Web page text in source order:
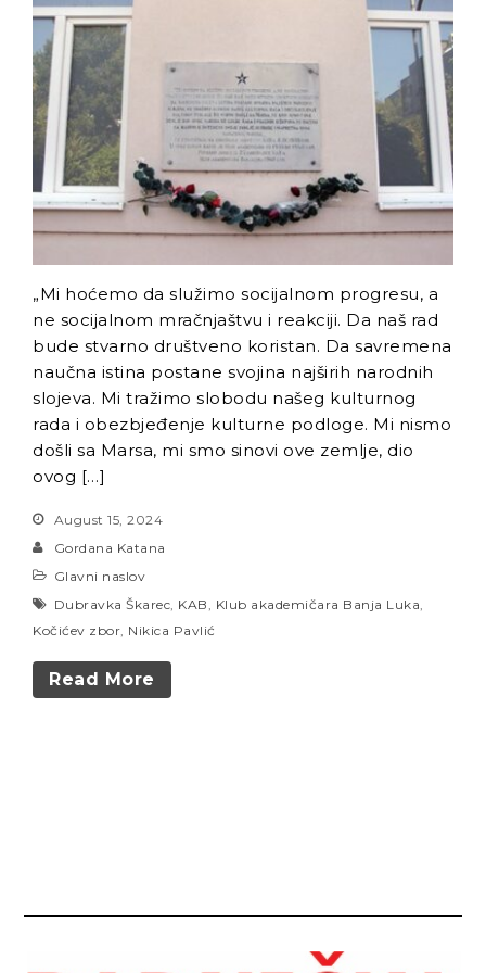
Radnici Nove željezare
Zenica najavljuju štrajk:
„Sve ili ništa“
Uspon revizionizma i novi
talas ekstremne desnice
na Balkanu
Industrijski slom kao
sistemska kriza: Nova
Ljubija, Željezara Zenica i
„Mi hoćemo da služimo socijalnom progresu, a
ne socijalnom mračnjaštvu i reakciji. Da naš rad
bude stvarno društveno koristan. Da savremena
naučna istina postane svojina najširih narodnih
slojeva. Mi tražimo slobodu našeg kulturnog
rada i obezbjeđenje kulturne podloge. Mi nismo
došli sa Marsa, mi smo sinovi ove zemlje, dio
ovog […]
August 15, 2024
Gordana Katana
Glavni naslov
Dubravka Škarec KAB Klub akademičara Banja Luka
Kočićev zbor Nikica Pavlić
Read More